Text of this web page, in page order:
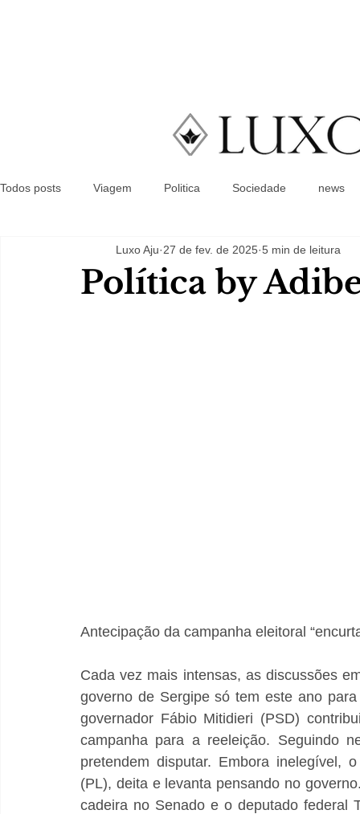
Todos posts Viagem Politica Sociedade news
Política by
Luxo Aju 27 de fev. de 2025 5 min de leitura
Antecipação da campanha eleitoral
Cada vez mais intensas, as discussões
governo de Sergipe só tem este ano
governador Fábio Mitidieri (PSD)
campanha para a reeleição. Seguindo
pretendem disputar. Embora inelegível,
(PL), deita e levanta pensando no
cadeira no Senado e o deputado federal